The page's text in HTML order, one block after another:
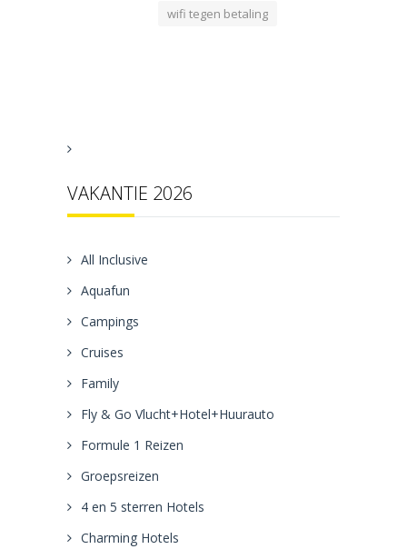
wifi tegen betaling
VAKANTIE 2026
All Inclusive
Aquafun
Campings
Cruises
Family
Fly & Go Vlucht+Hotel+Huurauto
Formule 1 Reizen
Groepsreizen
4 en 5 sterren Hotels
Charming Hotels